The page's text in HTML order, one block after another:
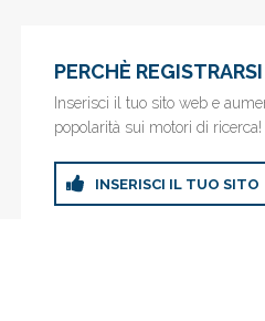
PERCHÈ REGISTRARSI
Inserisci il tuo sito web e
popolarità sui motori di ricerca!
INSERISCI IL TUO SITO